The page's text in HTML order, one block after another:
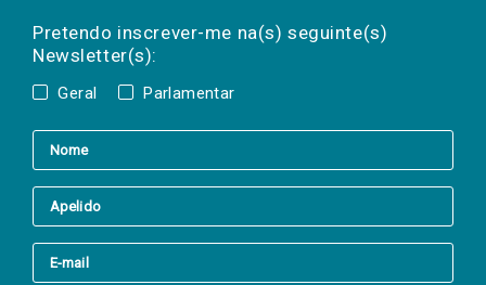
Pretendo inscrever-me na(s) seguinte(s)
Newsletter(s):
Geral Parlamentar
a(s) newsletter(s).
mail